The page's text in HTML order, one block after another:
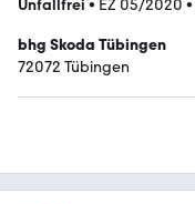
Unfallfrei • EZ 05/2020 •
bhg Skoda Tübingen
72072 Tübingen